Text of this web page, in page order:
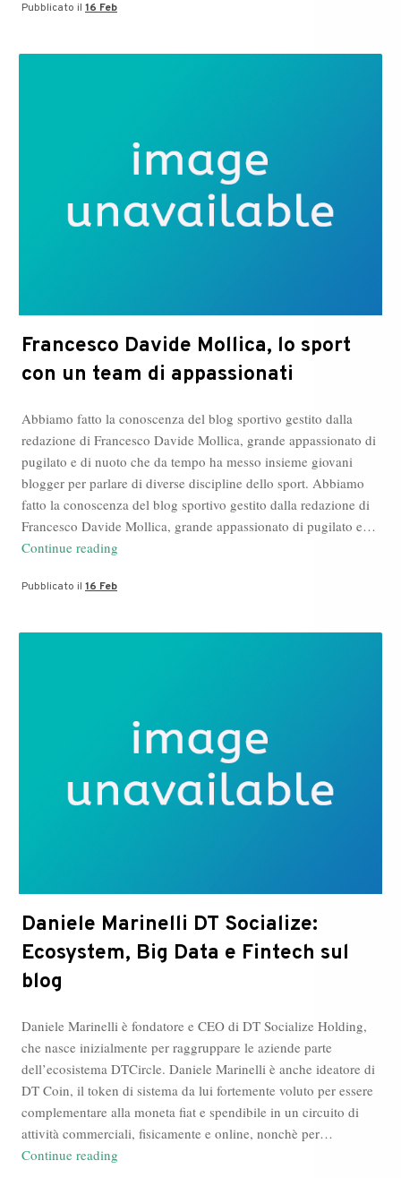
pecore
Pubblicato il 16 Feb
Francesco Davide Mollica, lo sport
con un team di appassionati
Abbiamo fatto la conoscenza del blog sportivo gestito dalla
redazione di Francesco Davide Mollica, grande appassionato di
pugilato e di nuoto che da tempo ha messo insieme giovani
blogger per parlare di diverse discipline dello sport. Abbiamo
fatto la conoscenza del blog sportivo gestito dalla redazione di
Francesco Davide Mollica, grande appassionato di pugilato e…
Continue reading
sport
appassionati
Pubblicato il 16 Feb
Daniele Marinelli DT Socialize:
Ecosystem, Big Data e Fintech sul
blog
Daniele Marinelli è fondatore e CEO di DT Socialize Holding,
che nasce inizialmente per raggruppare le aziende parte
dell’ecosistema DTCircle. Daniele Marinelli è anche ideatore di
DT Coin, il token di sistema da lui fortemente voluto per essere
complementare alla moneta fiat e spendibile in un circuito di
attività commerciali, fisicamente e online, nonchè per…
Continue reading